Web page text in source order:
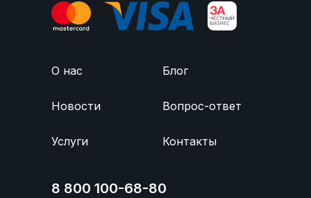
О нас
Новости
Услуги
Блог
Вопрос-ответ
Контакты
8 800 100-68-80